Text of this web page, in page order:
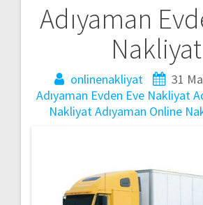
Adıyaman
Nakliyat
onlinenakliyat
31
Adıyaman Evden Eve Nakliyat
NakliyatAdıyaman Online
Yazı
gezinmesi